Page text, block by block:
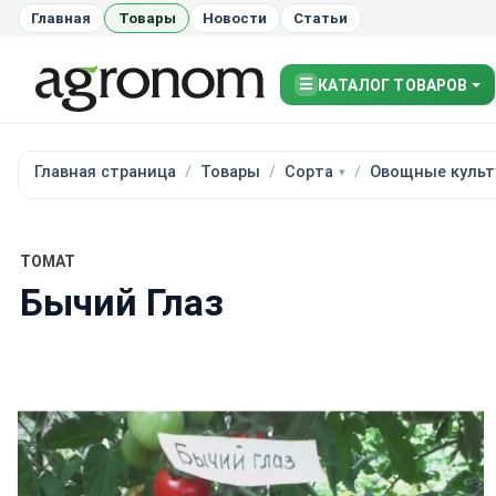
Главная Товары Новости Статьи
☰ КАТАЛОГ ТОВАРОВ
Главная страница Товары Сорта Овощные
ТОМАТ
Бычий Глаз